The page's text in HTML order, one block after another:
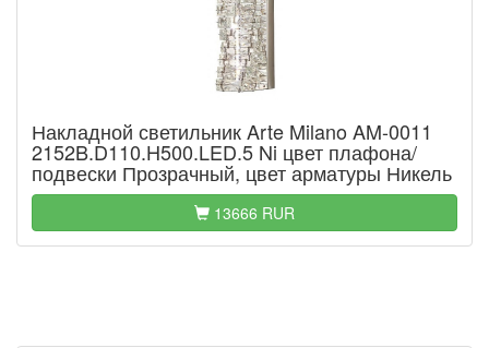
Накладной светильник Arte Milano AM-0011
2152B.D110.H500.LED.5 Ni цвет плафона/
подвески Прозрачный, цвет арматуры Никель
13666 RUR